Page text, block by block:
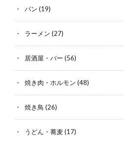
パン (19)
ラーメン (27)
居酒屋・バー (56)
焼き肉・ホルモン (48)
焼き鳥 (26)
うどん・蕎麦(17)